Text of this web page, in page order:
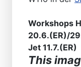
Workshops
20.6.(ER)/
Jet 11.7.(ER)
This